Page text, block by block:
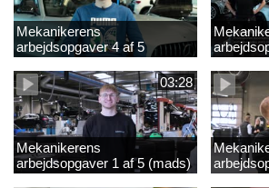
Mekanikerens
arbejdsopgaver 4 af 5
(Frederik Vesti)
03:28
Mekanikerens
arbejdsopgaver 1 af 5 (mads)